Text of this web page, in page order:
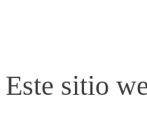
Este sitio